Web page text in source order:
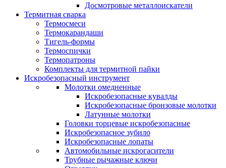
Досмотровые металлоискатели
Термитная сварка
Термосмеси
Термокарандаши
Тигель-формы
Термоспички
Термопатроны
Комплекты для термитной пайки
Искробезопасный инструмент
Молотки омедненные
Искробезопасные кувалды
Искробезопасные бронзовые молотки
Латунные молотки
Головки торцевые искробезопасные
Искробезопасное зубило
Искробезопасные лопаты
Автомобильные искрогасители
Трубные рычажные ключи